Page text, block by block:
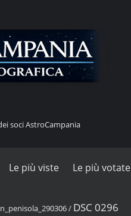
soci AstroCampania
Le più viste Le più votate
/ DSC 0296